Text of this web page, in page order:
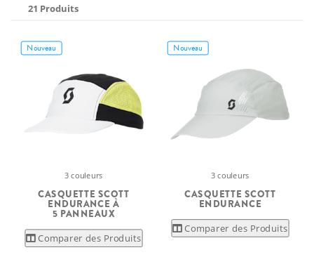
21 Produits
Nouveau
3 couleurs
CASQUETTE SCOTT
ENDURANCE À
5 PANNEAUX
Comparer des Produits
Nouveau
3 couleurs
CASQUETTE SCOTT
ENDURANCE
Comparer des Produits